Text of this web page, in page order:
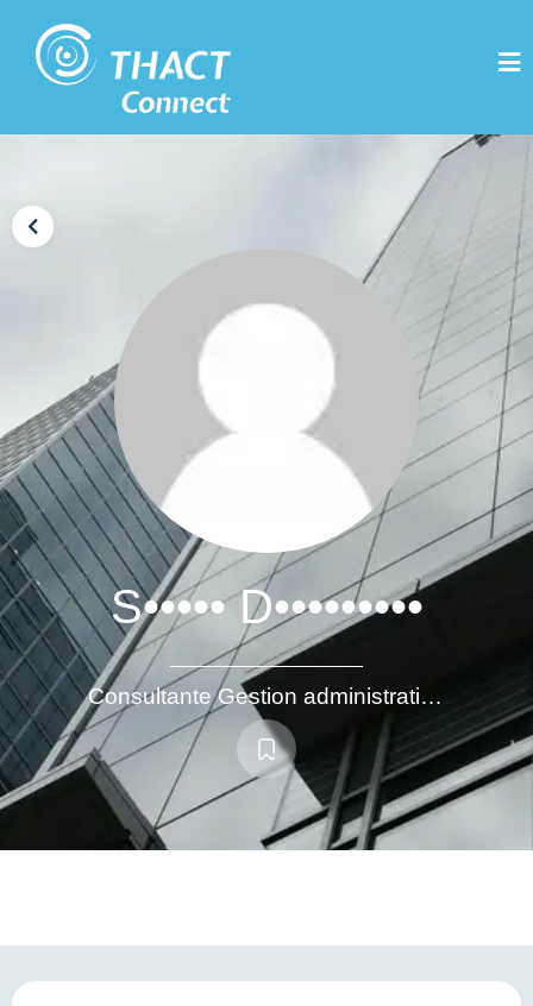
S••••• D•••••••••
Consultante Gestion administrative commerciale